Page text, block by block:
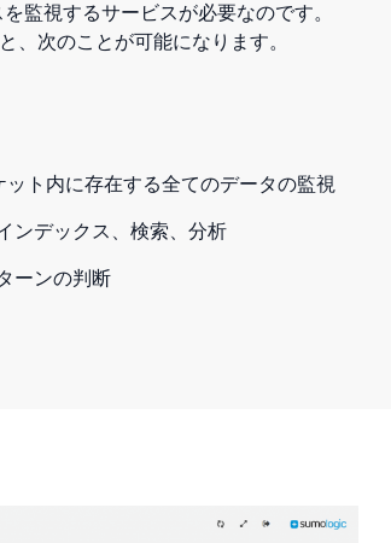
監視するサービスが必要なのです。
、次のことが可能になります。
ト内に存在する全てのデータの監視
ンデックス、検索、分析
ーンの判断